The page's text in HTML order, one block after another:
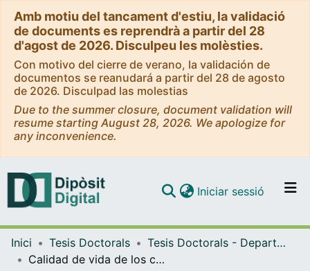
Amb motiu del tancament d'estiu, la validació
de documents es reprendrà a partir del 28
d'agost de 2026. Disculpeu les molèsties.
Con motivo del cierre de verano, la validación de
documentos se reanudará a partir del 28 de agosto
de 2026. Disculpad las molestias
Due to the summer closure, document validation will
resume starting August 28, 2026. We apologize for
any inconvenience.
Navega per tot el DD
Iniciar sessió (current)
Inici Tesis Doctorals
Tesis Doctorals - Departament - Infermeria de Salut Pública, Salut Mental i Maternoinfantil
Calidad de vida de los cuidadores familiares: Evaluación mediante un cuestionario